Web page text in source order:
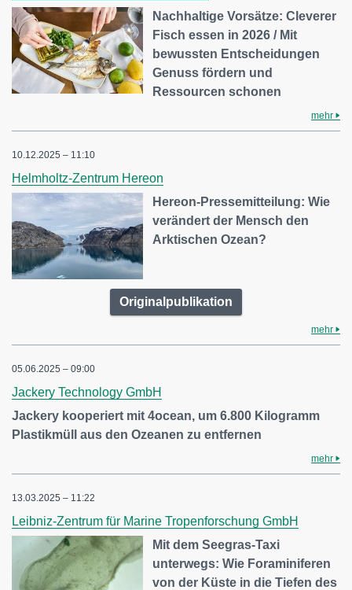
Nachhaltige Vorsätze: Cleverer
Fisch essen in 2026 / Mit
bewussten Entscheidungen
Genuss fördern und
Ressourcen schonen
mehr
10.12.2025 – 11:10
Helmholtz-Zentrum Hereon
Hereon-Pressemitteilung: Wie
verändert der Mensch den
Arktischen Ozean?
Originalpublikation
mehr
05.06.2025 – 09:00
Jackery Technology GmbH
Jackery kooperiert mit 4ocean, um 6.800 Kilogramm
Plastikmüll aus den Ozeanen zu entfernen
mehr
13.03.2025 – 11:22
Leibniz-Zentrum für Marine Tropenforschung GmbH
Mit dem Seegras-Taxi
unterwegs: Wie Foraminiferen
von der Küste in die Tiefen des